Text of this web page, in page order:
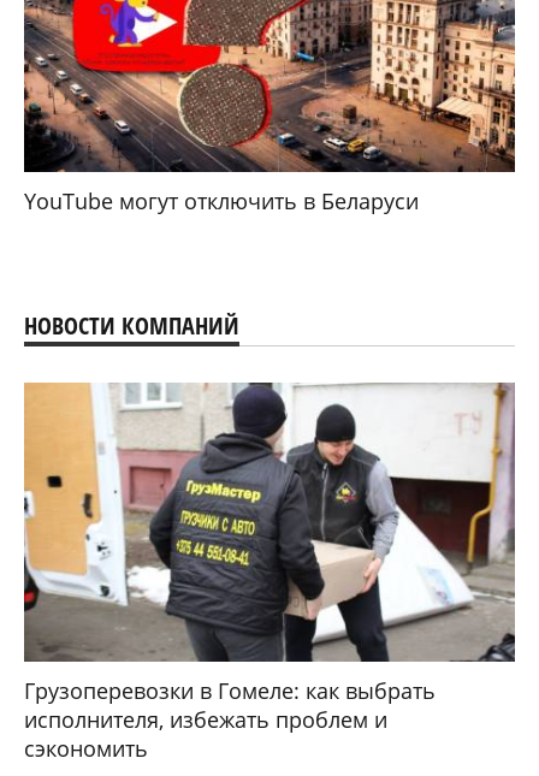
YouTube могут отключить в Беларуси
НОВОСТИ КОМПАНИЙ
Грузоперевозки в Гомеле: как выбрать
исполнителя, избежать проблем и
сэкономить